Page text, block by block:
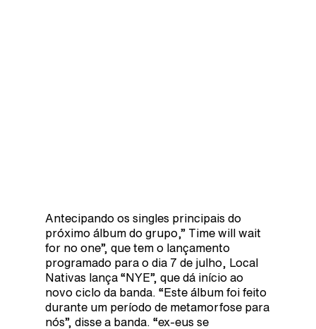
Antecipando os singles principais do
próximo álbum do grupo,” Time will wait
for no one”, que tem o lançamento
programado para o dia 7 de julho, Local
Nativas lança “NYE”, que dá início ao
novo ciclo da banda. “Este álbum foi feito
durante um período de metamorfose para
nós”, disse a banda. “ex-eus se